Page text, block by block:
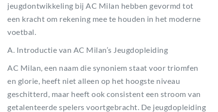
jeugdontwikkeling bij AC Milan hebben gevormd tot
een kracht om rekening mee te houden in het moderne
voetbal.
A. Introductie van AC Milan’s Jeugdopleiding
AC Milan, een naam die synoniem staat voor triomfen
en glorie, heeft niet alleen op het hoogste niveau
geschitterd, maar heeft ook consistent een stroom van
getalenteerde spelers voortgebracht. De jeugdopleiding